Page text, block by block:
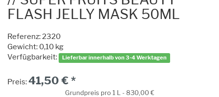
FLASH JELLY MASK 50ML
Referenz:2320
Gewicht: 0,10 kg
Verfügbarkeit:
Lieferbar innerhalb von 3-4 Werktagen
Preis:41,50 € *
Grundpreis pro 1 L - 830,00 €